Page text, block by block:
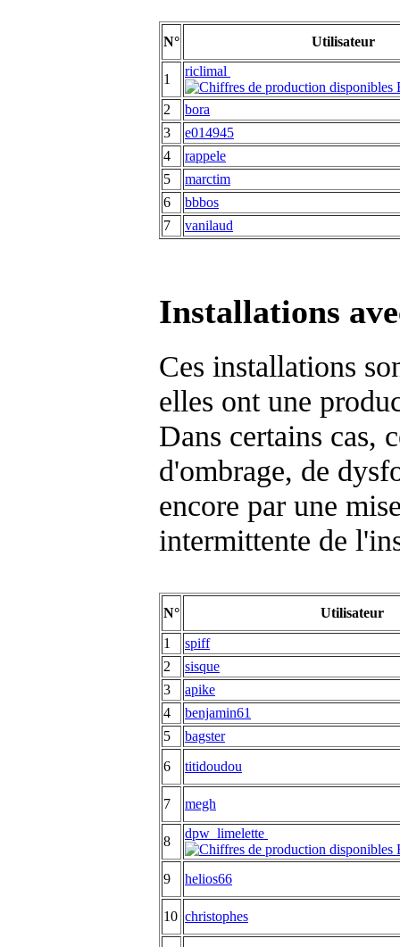
N° Utilisateur
1
riclimal
2
bora
3
e014945
4
rappele
5
marctim
6
bbbos
7
vanilaud
Installations
Ces installations
elles ont une
Dans certains cas,
d'ombrage, de
encore par une
intermittente de
N°
Utilisateur
1
spiff
2
sisque
3
apike
4
benjamin61
5
bagster
6
titidoudou
7 megh
8
dpw_limelette
9 helios66
10 christophes